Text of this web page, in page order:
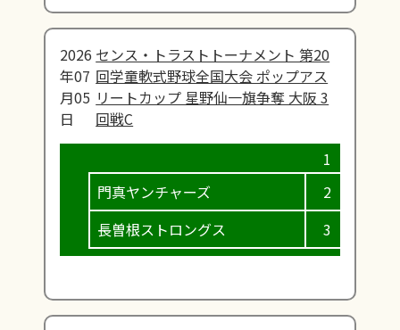
2026
年07
月05
日
センス・トラストトーナメント 第20
回学童軟式野球全国大会 ポップアス
リートカップ 星野仙一旗争奪 大阪 3
回戦C
門真ヤンチャーズ
長曽根ストロングス
2
3